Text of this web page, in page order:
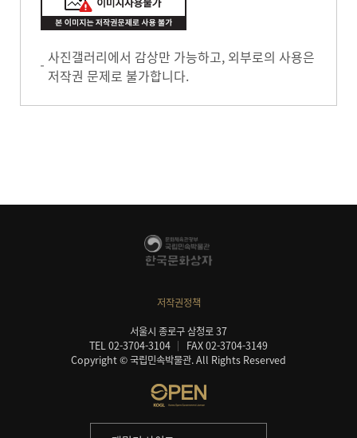
사진갤러리에서 감상만 가능하고, 외부로의 사용은
저작권 문제로 불가합니다.
저작권정책
서울시 종로구 삼청로 37
TEL 02-3704-3104
FAX 02-3704-3149
Copyright © 국립민속박물관. All Rights Reserved